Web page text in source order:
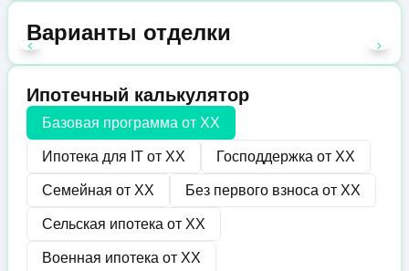
Варианты отделки
Ипотечный калькулятор
Базовая программа от XX
Ипотека для IT от XX Господдержка от XX
Семейная от XX Без первого взноса от XX
Сельская ипотека от XX
Военная ипотека от XX